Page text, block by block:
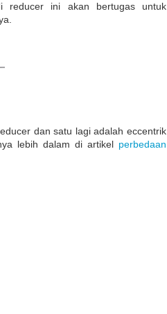
reducer ini akan bertugas untuk
dan satu lagi adalah eccentrik
lebih dalam di artikel perbedaan